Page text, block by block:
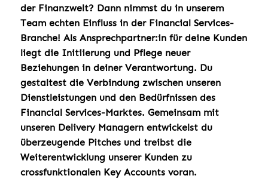
der Finanzwelt? Dann nimmst du in unserem
Team echten Einfluss in der Financial Services-
Branche! Als Ansprechpartner:in für deine Kunden
liegt die Initiierung und Pflege neuer
Beziehungen in deiner Verantwortung. Du
gestaltest die Verbindung zwischen unseren
Dienstleistungen und den Bedürfnissen des
Financial Services-Marktes. Gemeinsam mit
unseren Delivery Managern entwickelst du
überzeugende Pitches und treibst die
Weiterentwicklung unserer Kunden zu
crossfunktionalen Key Accounts voran.